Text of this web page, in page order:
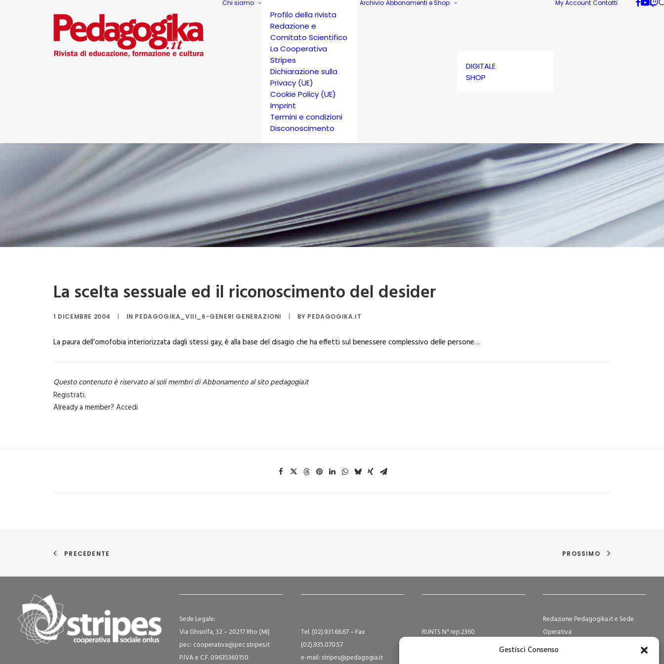
Gestisci Consenso
Chi siamo
Profilo della rivista
Redazione e
Comitato Scientifico
La Cooperativa
Stripes
Dichiarazione sulla
Privacy (UE)
Cookie Policy (UE)
Imprint
Termini e condizioni
Disconoscimento
Archivio Abbonamenti e Shop
DIGITALE
SHOP
My Account Contatti
La scelta sessuale ed il riconoscimento del desider
1 DICEMBRE 2004 | IN PEDAGOGIKA_VIII_6-GENERI GENERAZIONI | BY PEDAGOGIKA.IT
La paura dell’omofobia interiorizzata dagli stessi gay, è alla base del disagio che ha effetti sul benessere complessivo delle persone…
Questo contenuto è riservato ai soli membri di Abbonamento al sito pedagogia.it
Registrati.
Already a member? Accedi
PRECEDENTE PROSSIMO
Sede Legale:
Via Ghisolfa, 32 – 20217 Rho (MI)
pec: cooperativa@pec.stripes.it
P.IVA e C.F. 09635360150
Tel. (02).931.66.67 – Fax
(02).935.070.57
e-mail: stripes@pedagogia.it
RUNTS N° rep.2360
Albo Società Cooperative N°
Redazione Pedagogika.it e Sede
Operativa
Via San Domenico Savio, 6 – 20017